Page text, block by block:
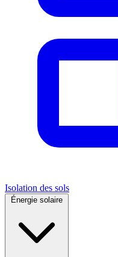
Isolation des sols